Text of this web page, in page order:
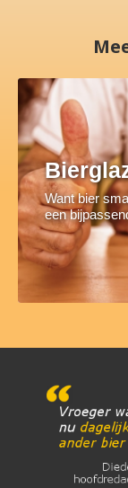
Want bier
een